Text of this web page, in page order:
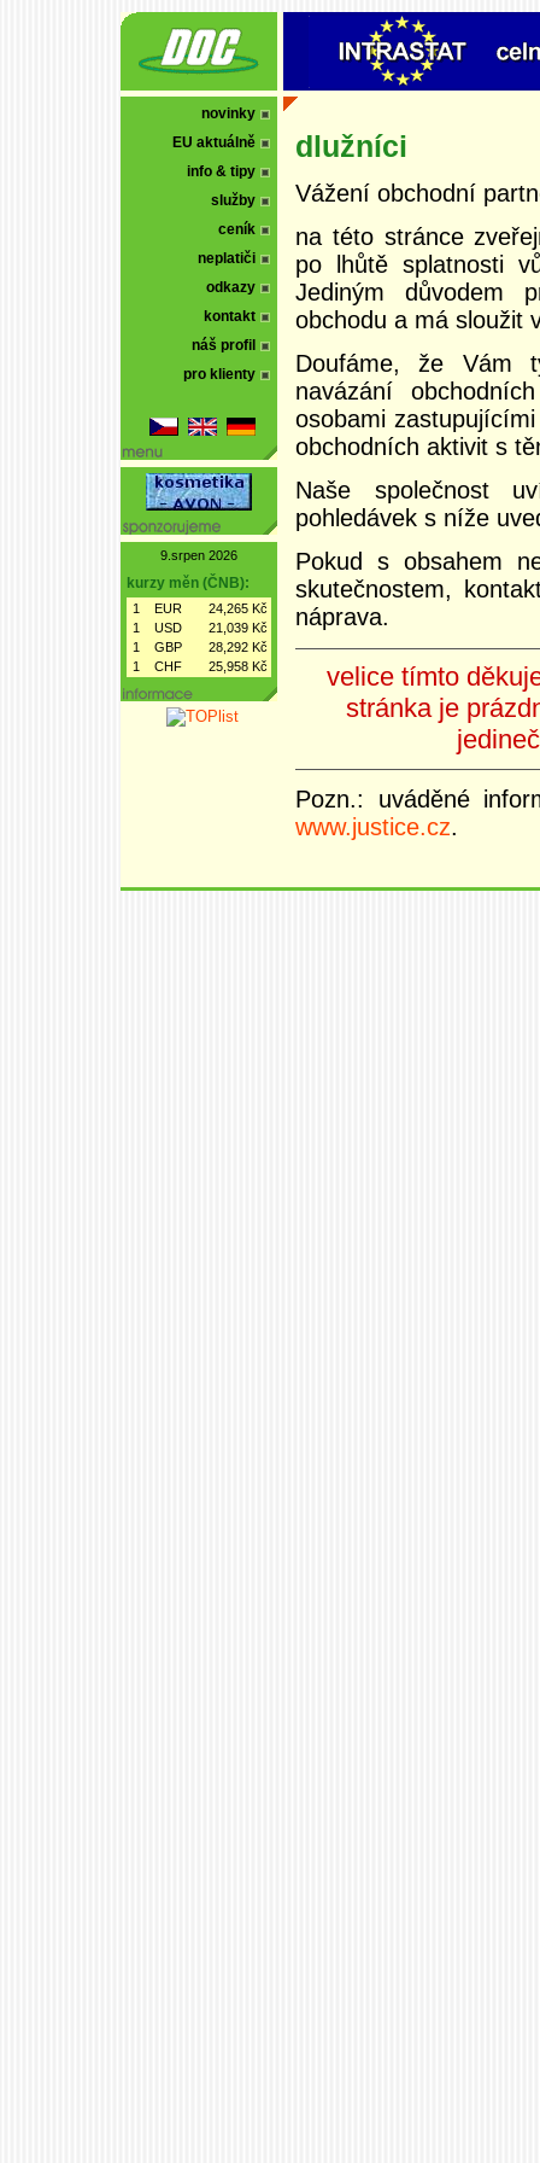
novinky
EU aktuálně
info & tipy
služby
ceník
neplatiči
odkazy
kontakt
náš profil
pro klienty
9.srpen 2026
kurzy měn (ČNB):
1 EUR
24,265 Kč
1
USD
21,039 Kč
1
GBP
28,292 Kč
1
CHF 25,958 Kč
dlužníci
Vážení obchodní
na této stránce
po lhůtě splatnosti
Jediným důvodem
obchodu a má sloužit
Doufáme, že Vám
navázání
osobami
obchodních aktivit s
Naše společnost
pohledávek s níže
Pokud s obsahem
skutečnostem,
náprava.
velice tímto
stránka je
Pozn.: uváděné
www.justice.cz.